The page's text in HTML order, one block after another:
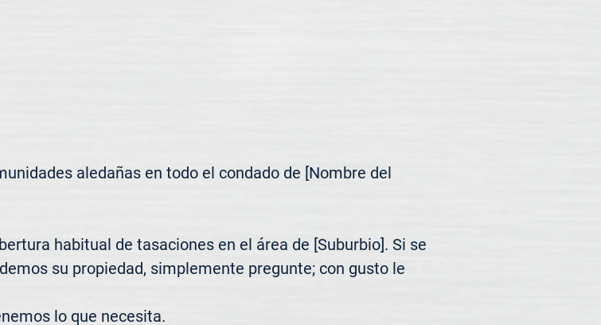
aledañas en todo el condado de [Nombre del
habitual de tasaciones en el área de [Suburbio]. Si se
su propiedad, simplemente pregunte; con gusto le
lo que necesita.